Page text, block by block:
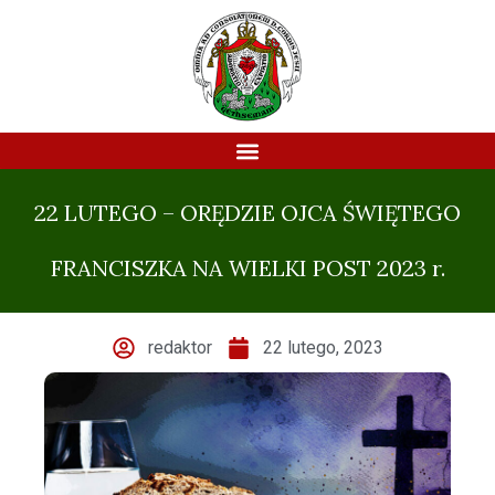
22 LUTEGO – ORĘDZIE OJCA ŚWIĘTEGO
FRANCISZKA NA WIELKI POST 2023 r.
redaktor 22 lutego, 2023